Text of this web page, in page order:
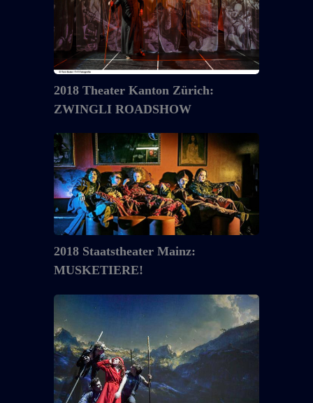
ZWINGLI
ROADSHOW
2018 Theater Kanton Zürich:
ZWINGLI ROADSHOW
2018
Staatstheater
Mainz:
MUSKETIERE!
2018 Staatstheater Mainz:
MUSKETIERE!
2017
Staatsschauspiel
Dresden:
HERR
DER
DIEBE